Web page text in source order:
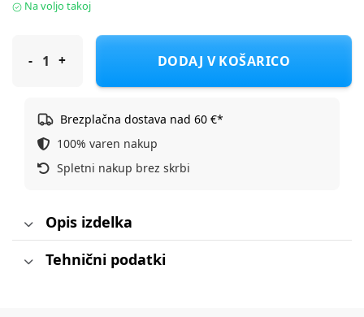
Na voljo takoj
Name It zg. deli bodi DR 13251678_26_2 NBFTANNY LS BODY D
DODAJ V KOŠARICO
Brezplačna dostava nad 60 €*
100% varen nakup
Spletni nakup brez skrbi
Opis izdelka
Tehnični podatki